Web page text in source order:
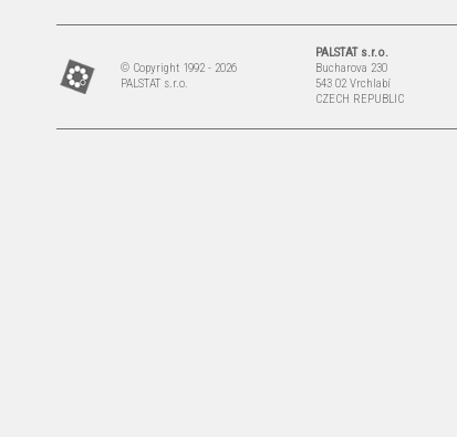
© Copyright 1992 - 2026
PALSTAT s.r.o.
PALSTAT s.r.o.
Bucharova 230
543 02 Vrchlabí
CZECH REPUBLIC